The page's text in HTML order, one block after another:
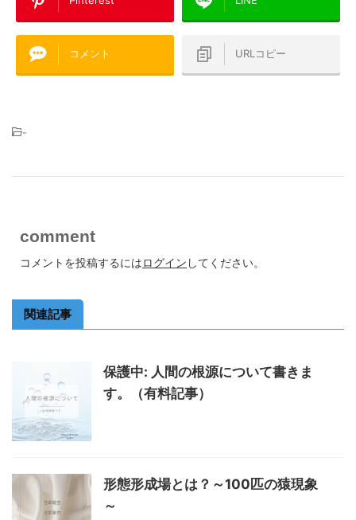
コメント URLコピー
-
comment
コメントを投稿するにはログイン してください。
関連記事
保護中: 人間の根源について書きま
す。（有料記事）
形態形成場とは？～100匹の猿現象
～